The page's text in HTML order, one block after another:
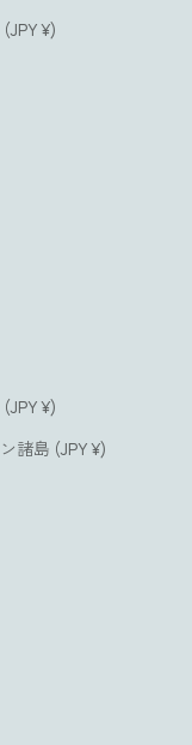
¥)
¥)
諸島 (JPY ¥)